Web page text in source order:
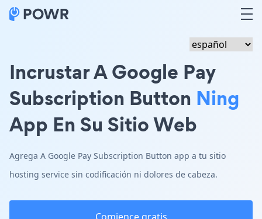
Incrustar A Google Pay
Subscription Button Ning
App En Su Sitio Web
Agrega A Google Pay Subscription Button app a tu sitio
hosting service sin codificación ni dolores de cabeza.